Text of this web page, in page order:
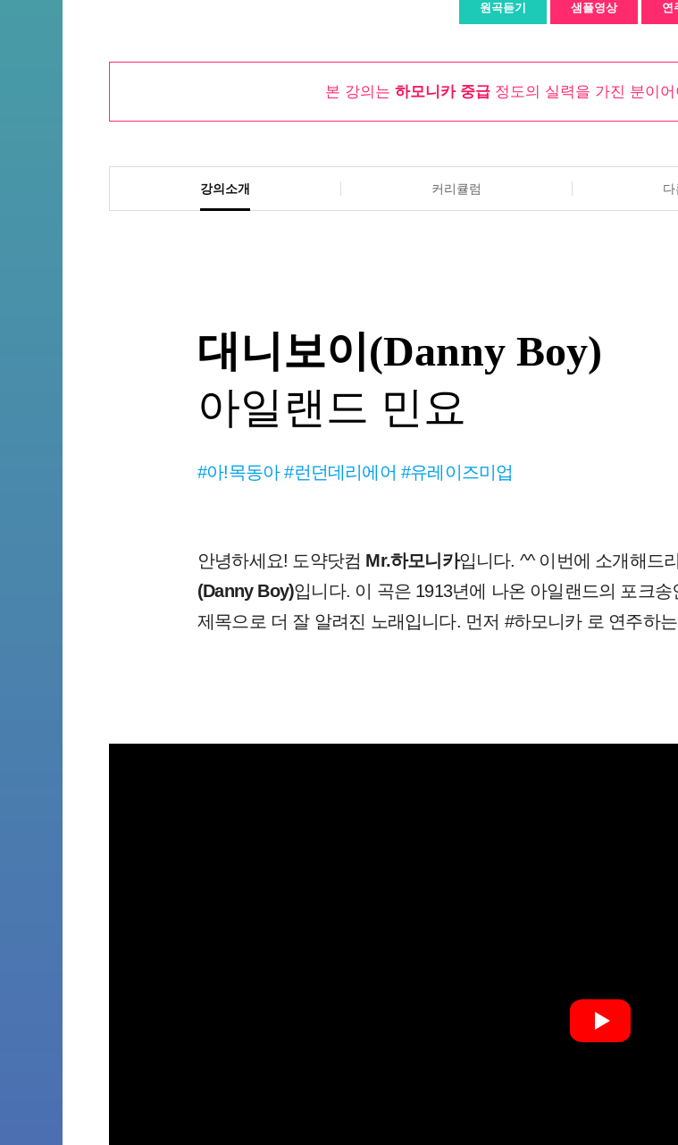
원곡듣기
원곡듣기 샘플영상 연
본 강의는 하모니카 중급 정도의 실력을 가진 분이
강의소개 커리큘럼
대니보이(Danny Boy)
아일랜드 민요
#아!목동아 #런던데리에어 #유레이즈미업
안녕하세요! 도약닷컴 Mr.하모니카입니다. ^^ 이번에 소개해드
(Danny Boy)입니다. 이 곡은 1913년에 나온 아일랜드의 포크
제목으로 더 잘 알려진 노래입니다. 먼저 #하모니카 로 연주하